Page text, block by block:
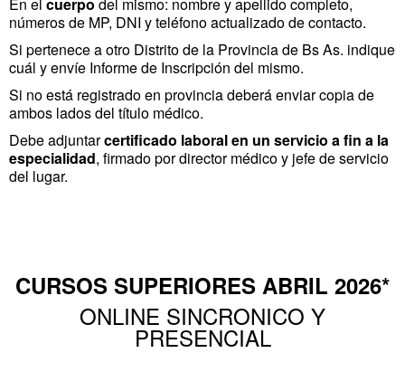
números de MP, DNI y teléfono actualizado de contacto.
Si pertenece a otro Distrito de la Provincia de Bs As. indique
cuál y envíe Informe de Inscripción del mismo.
Si no está registrado en provincia deberá enviar copia de
ambos lados del título médico.
Debe adjuntarcertificado laboral en un servicio a fin a la
especialidad, firmado por director médico y jefe de servicio
del lugar.
CURSOS SUPERIORES ABRIL 2026*
ONLINE SINCRONICO Y
PRESENCIAL